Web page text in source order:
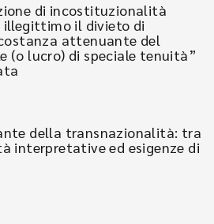
di incostituzionalità
illegittimo il divieto di
attenuante del
(o lucro) di speciale tenuità”
della transnazionalità: tra
interpretative ed esigenze di